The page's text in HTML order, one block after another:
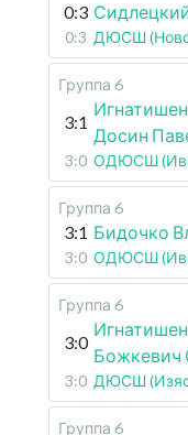
0:3
0:3 ДЮСШ
Группа 6
3:1
Досин
3:0 ОДЮСШ
Группа 6
3:1 Бидочко
3:0 ОДЮСШ
Группа 6
3:0
Божкевич
3:0 ДЮСШ
Группа 6